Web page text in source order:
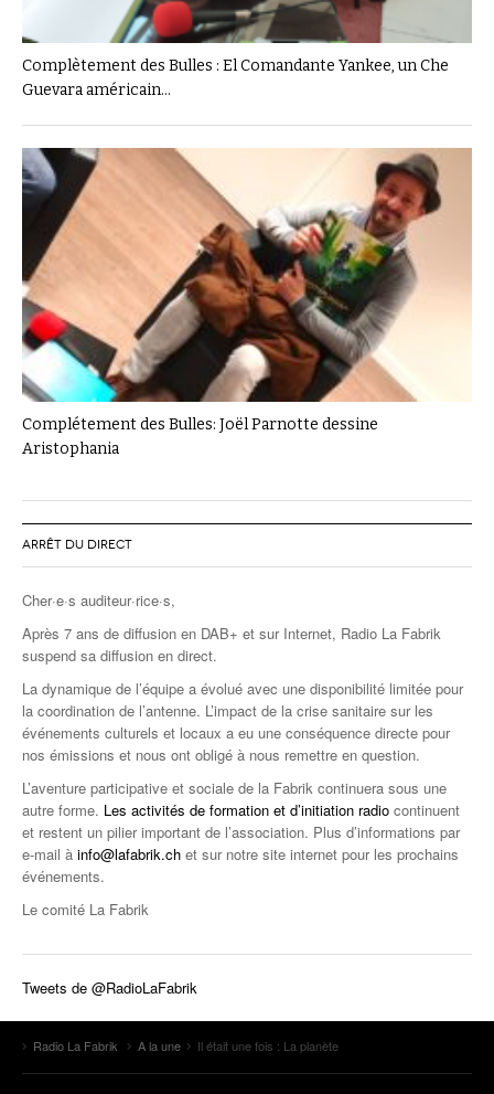
Complètement des Bulles : El Comandante Yankee, un Che
Guevara américain…
Complétement des Bulles: Joël Parnotte dessine
Aristophania
ARRÊT DU DIRECT
Cher·e·s auditeur·rice·s,
Après 7 ans de diffusion en DAB+ et sur Internet, Radio La Fabrik
suspend sa diffusion en direct.
La dynamique de l’équipe a évolué avec une disponibilité limitée pour
la coordination de l’antenne. L’impact de la crise sanitaire sur les
événements culturels et locaux a eu une conséquence directe pour
nos émissions et nous ont obligé à nous remettre en question.
L’aventure participative et sociale de la Fabrik continuera sous une
autre forme. Les activités de formation et d’initiation radio continuent
et restent un pilier important de l’association. Plus d’informations par
e-mail à info@lafabrik.ch et sur notre site internet pour les prochains
événements.
Le comité La Fabrik
Tweets de @RadioLaFabrik
Radio La Fabrik A la une Il était une fois : La planète